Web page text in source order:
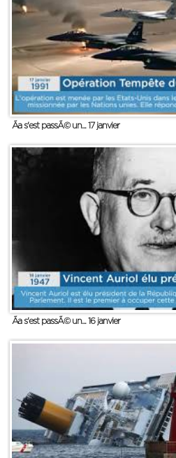
Ãa s'est passÃ© un... 17 janvier
Ãa s'est passÃ© un... 16 janvier